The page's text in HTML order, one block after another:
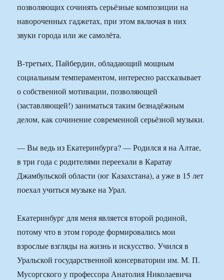
позволяющих сочинять серьёзные композиции на
навороченных гаджетах, при этом включая в них
звуки города или же самолёта.
В-третьих, Пайбердин, обладающий мощным
социальным темпераментом, интересно рассказывает
о собственной мотивации, позволяющей
(заставляющей!) заниматься таким безнадёжным
делом, как сочинение современной серьёзной музыки.
— Вы ведь из Екатеринбурга? — Родился я на Алтае,
в три года с родителями переехали в Каратау
Джамбульской области (юг Казахстана), а уже в 15 лет
поехал учиться музыке на Урал.
Екатеринбург для меня является второй родиной,
потому что в этом городе формировались мои
взрослые взгляды на жизнь и искусство. Учился в
Уральской государственной консерватории им. М. П.
Мусоргского у профессора Анатолия Николаевича